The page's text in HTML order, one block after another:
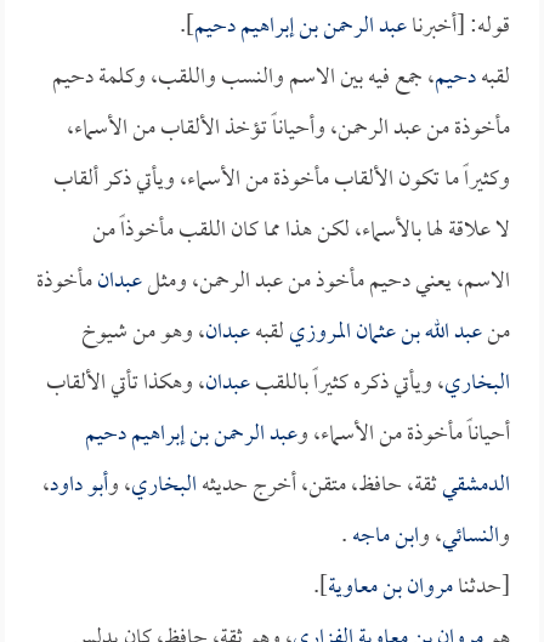
قوله: [أخبرناعبد الرحمن بن إبراهيم دحيم].
لقبهدحيم، جمع فيه بين الاسم والنسب واللقب، وكلمة دحيم
مأخوذة من عبد الرحمن، وأحياناً تؤخذ الألقاب من الأسماء،
وكثيراً ما تكون الألقاب مأخوذة من الأسماء، ويأتي ذكر ألقاب
لا علاقة لها بالأسماء، لكن هذا مما كان اللقب مأخوذاً من
الاسم، يعني دحيم مأخوذ من عبد الرحمن، ومثلعبدانمأخوذة
منعبد الله بن عثمان المروزيلقبهعبدان، وهو من شيوخ
البخاري، ويأتي ذكره كثيراً باللقبعبدان، وهكذا تأتي الألقاب
أحياناً مأخوذة من الأسماء، وعبد الرحمن بن إبراهيم دحيم
الدمشقيثقة، حافظ، متقن، أخرج حديثهالبخاري، وأبو داود،
والنسائي، وابن ماجه.
[حدثنامروان بن معاوية].